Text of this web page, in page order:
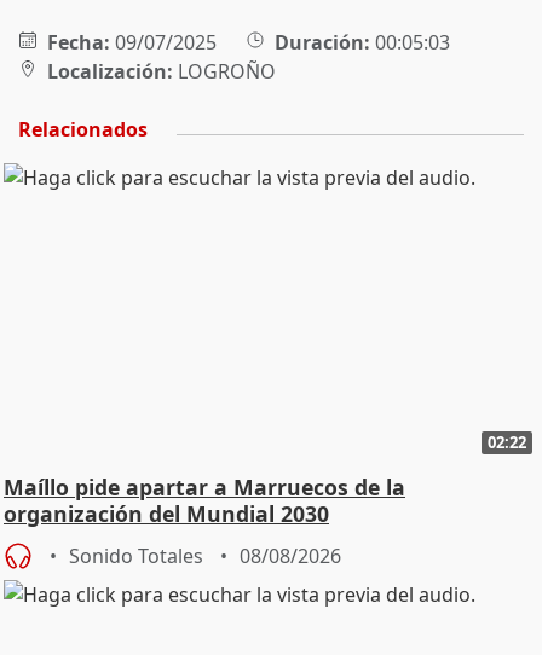
Fecha: 09/07/2025 Duración: 00:05:03
Localización: LOGROÑO
Relacionados
02:22
Maíllo pide apartar a Marruecos de la
organización del Mundial 2030
Sonido Totales 08/08/2026